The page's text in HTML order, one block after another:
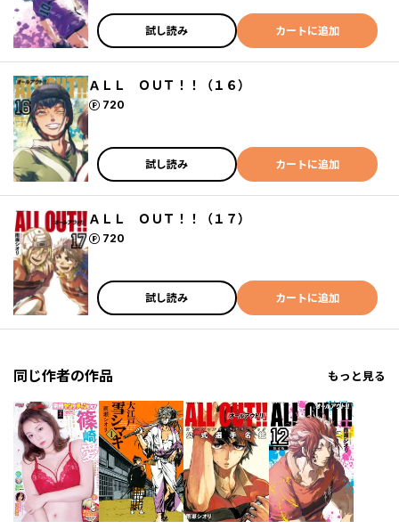
試し読み カートに追加
ＡＬＬ ＯＵＴ！！（１６）
720
ポイント
試し読み カートに追加
ＡＬＬ ＯＵＴ！！（１７）
720
ポイント
試し読み カートに追加
同じ作者の作品 もっと見る